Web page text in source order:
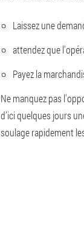
Laissez une
attendez que
Payez la
Ne manquez pas
d’ici quelques jours
soulage rapidement